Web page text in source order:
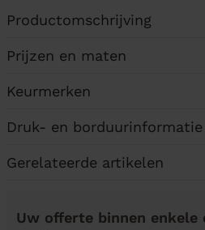
Productomschrijving
Prijzen en maten
Keurmerken
Druk- en borduurinformatie
Gerelateerde artikelen
Uw offerte binnen enkele